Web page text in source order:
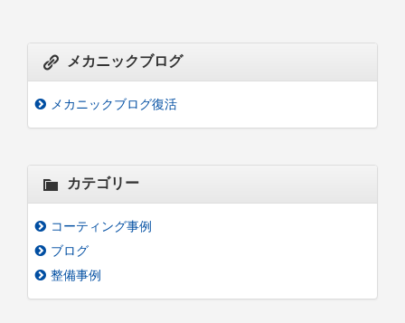
メカニックブログ
メカニックブログ復活
カテゴリー
コーティング事例
ブログ
整備事例